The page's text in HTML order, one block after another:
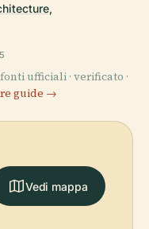
ufficiali · verificato ·
guide →
Vedi mappa